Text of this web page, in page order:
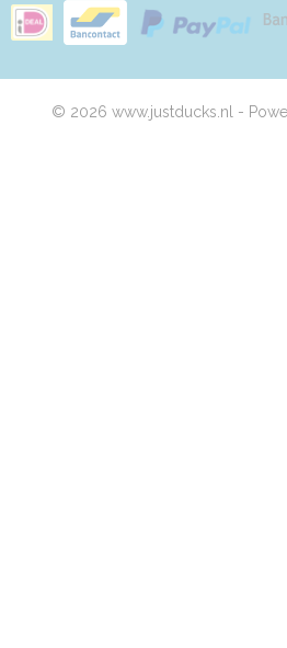
© 2026 www.justducks.nl -